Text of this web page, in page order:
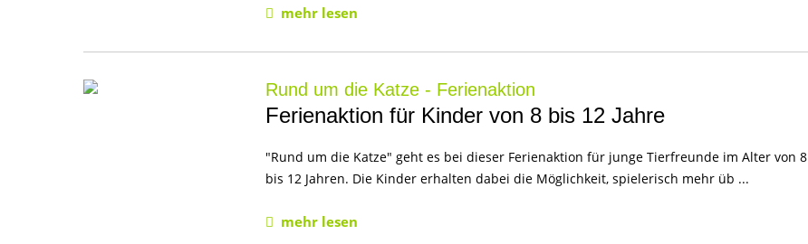
mehr lesen
Rund um die Katze - Ferienaktion
Ferienaktion für Kinder von 8 bis 12 Jahre
"Rund um die Katze" geht es bei dieser Ferienaktion für junge Tierfreunde im Alter von 8
bis 12 Jahren. Die Kinder erhalten dabei die Möglichkeit, spielerisch mehr üb ...
mehr lesen